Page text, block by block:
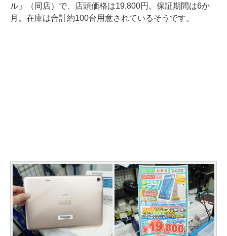
ル」（同店）で、店頭価格は19,800円。保証期間は6か
月。在庫は合計約100台用意されているそうです。